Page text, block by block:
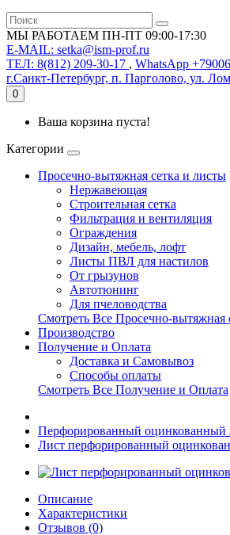
МЫ РАБОТАЕМ ПН-ПТ 09:00-17:30
E-MAIL: setka@ism-prof.ru
ТЕЛ: 8(812) 209-30-17 , WhatsApp
г.Санкт-Петербург, п. Парголово, ул.
0
Ваша корзина пуста!
Категории
Просечно-вытяжная сетка и листы
Нержавеющая
Строительная сетка
Фильтрация и вентиляция
Ограждения
Дизайн, мебель, лофт
Листы ПВЛ для настилов
От грызунов
Автотюнинг
Для пчеловодства
Смотреть Все Просечно-вытяжная
Производство
Получение и Оплата
Доставка и Самовывоз
Способы оплаты
Смотреть Все Получение и Оплата
Перфорированный оцинкованный
Лист перфорированный
Описание
Характеристики
Отзывов (0)